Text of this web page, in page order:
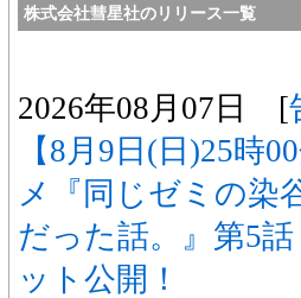
株式会社彗星社のリリース一覧
2026年08月07日 [
【8月9日(日)25時
メ『同じゼミの染
だった話。』第5
ット公開！